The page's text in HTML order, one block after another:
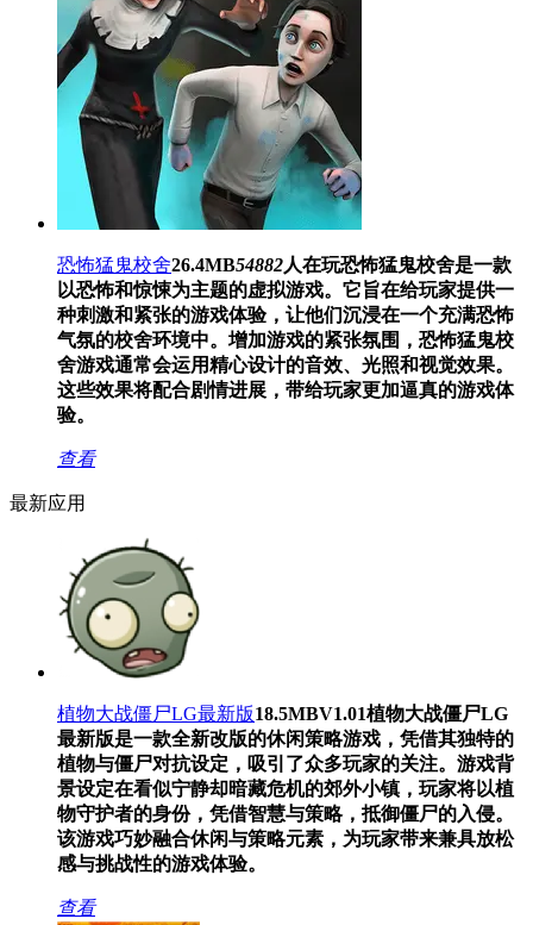
恐怖猛鬼校舍26.4MB54882人在玩恐怖猛鬼校舍是一款
以恐怖和惊悚为主题的虚拟游戏。它旨在给玩家提供一
种刺激和紧张的游戏体验，让他们沉浸在一个充满恐怖
气氛的校舍环境中。增加游戏的紧张氛围，恐怖猛鬼校
舍游戏通常会运用精心设计的音效、光照和视觉效果。
这些效果将配合剧情进展，带给玩家更加逼真的游戏体
验。
查看
最新应用
植物大战僵尸LG最新版18.5MBV1.01植物大战僵尸LG
最新版是一款全新改版的休闲策略游戏，凭借其独特的
植物与僵尸对抗设定，吸引了众多玩家的关注。游戏背
景设定在看似宁静却暗藏危机的郊外小镇，玩家将以植
物守护者的身份，凭借智慧与策略，抵御僵尸的入侵。
该游戏巧妙融合休闲与策略元素，为玩家带来兼具放松
感与挑战性的游戏体验。
查看